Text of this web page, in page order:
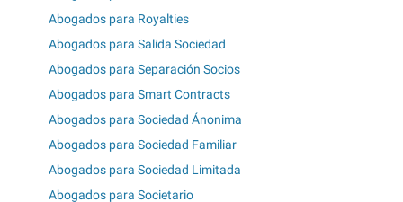
Abogados para Royalties
Abogados para Salida Sociedad
Abogados para Separación Socios
Abogados para Smart Contracts
Abogados para Sociedad Ánonima
Abogados para Sociedad Familiar
Abogados para Sociedad Limitada
Abogados para Societario